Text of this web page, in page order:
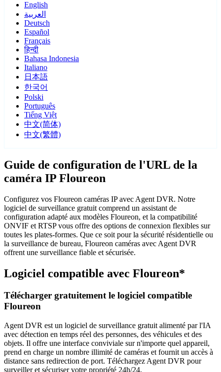
English
العربية
Deutsch
Español
Français
हिन्दी
Bahasa Indonesia
Italiano
日本語
한국어
Polski
Português
Tiếng Việt
中文(简体)
中文(繁體)
Guide de configuration de l'URL de la
caméra IP Floureon
Configurez vos Floureon caméras IP avec Agent DVR. Notre
logiciel de surveillance gratuit comprend un assistant de
configuration adapté aux modèles Floureon, et la compatibilité
ONVIF et RTSP vous offre des options de connexion flexibles sur
toutes les plates-formes. Que ce soit pour la sécurité résidentielle ou
la surveillance de bureau, Floureon caméras avec Agent DVR
offrent une surveillance fiable et sécurisée.
Logiciel compatible avec Floureon*
Télécharger gratuitement le logiciel compatible
Floureon
Agent DVR est un logiciel de surveillance gratuit alimenté par l'IA
avec détection en temps réel des personnes, des véhicules et des
objets. Il offre une interface conviviale sur n'importe quel appareil,
prend en charge un nombre illimité de caméras et fournit un accès à
distance sans redirection de port. Téléchargez Agent DVR pour
surveiller et sécuriser votre propriété 24h/24.